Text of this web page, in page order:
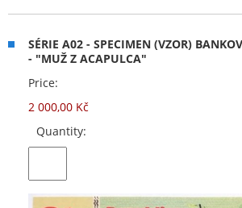
SÉRIE A02 - SPECIMEN (VZOR)
- "MUŽ Z ACAPULCA"
Price:
2 000,00 Kč
Quantity: